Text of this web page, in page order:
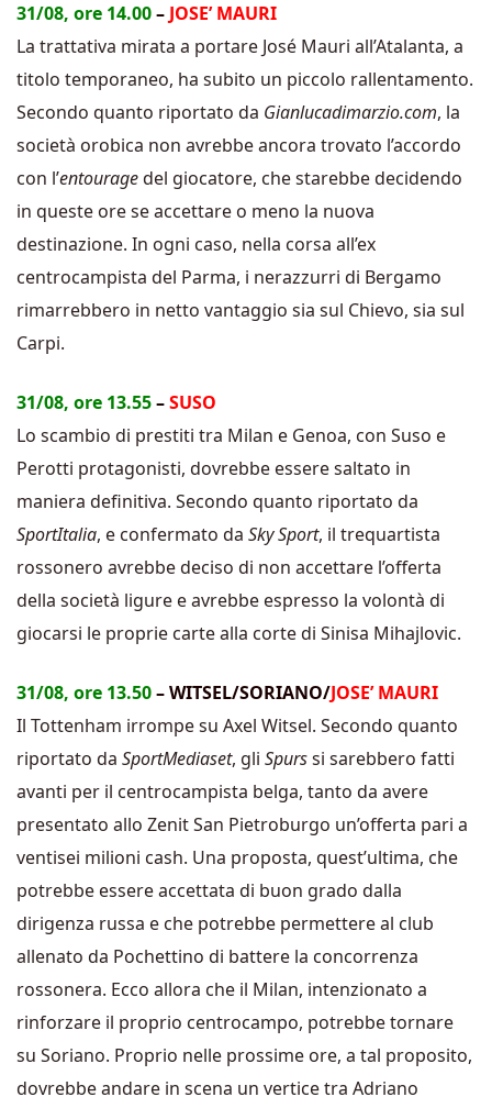
31/08, ore 14.00– JOSE’ MAURI
La trattativa mirata a portare José Mauri all’Atalanta, a
titolo temporaneo, ha subito un piccolo rallentamento.
Secondo quanto riportato da Gianlucadimarzio.com, la
società orobica non avrebbe ancora trovato l’accordo
con l’entouragedel giocatore, che starebbe decidendo
in queste ore se accettare o meno la nuova
destinazione. In ogni caso, nella corsa all’ex
centrocampista del Parma, i nerazzurri di Bergamo
rimarrebbero in netto vantaggio sia sul Chievo, sia sul
Carpi.
31/08, ore 13.55–SUSO
Lo scambio di prestiti tra Milan e Genoa, con Suso e
Perotti protagonisti, dovrebbe essere saltato in
maniera definitiva. Secondo quanto riportato da
SportItalia, e confermato da Sky Sport, il trequartista
rossonero avrebbe deciso di non accettare l’offerta
della società ligure e avrebbe espresso la volontà di
giocarsi le proprie carte alla corte di Sinisa Mihajlovic.
31/08, ore 13.50– WITSEL/SORIANO/JOSE’ MAURI
Il Tottenham irrompe su Axel Witsel. Secondo quanto
riportato da SportMediaset, gli Spurssi sarebbero fatti
avanti per il centrocampista belga, tanto da avere
presentato allo Zenit San Pietroburgo un’offerta pari a
ventisei milioni cash. Una proposta, quest’ultima, che
potrebbe essere accettata di buon grado dalla
dirigenza russa e che potrebbe permettere al club
allenato da Pochettino di battere la concorrenza
rossonera. Ecco allora che il Milan, intenzionato a
rinforzare il proprio centrocampo, potrebbe tornare
su Soriano. Proprio nelle prossime ore, a tal proposito,
dovrebbe andare in scena un vertice tra Adriano